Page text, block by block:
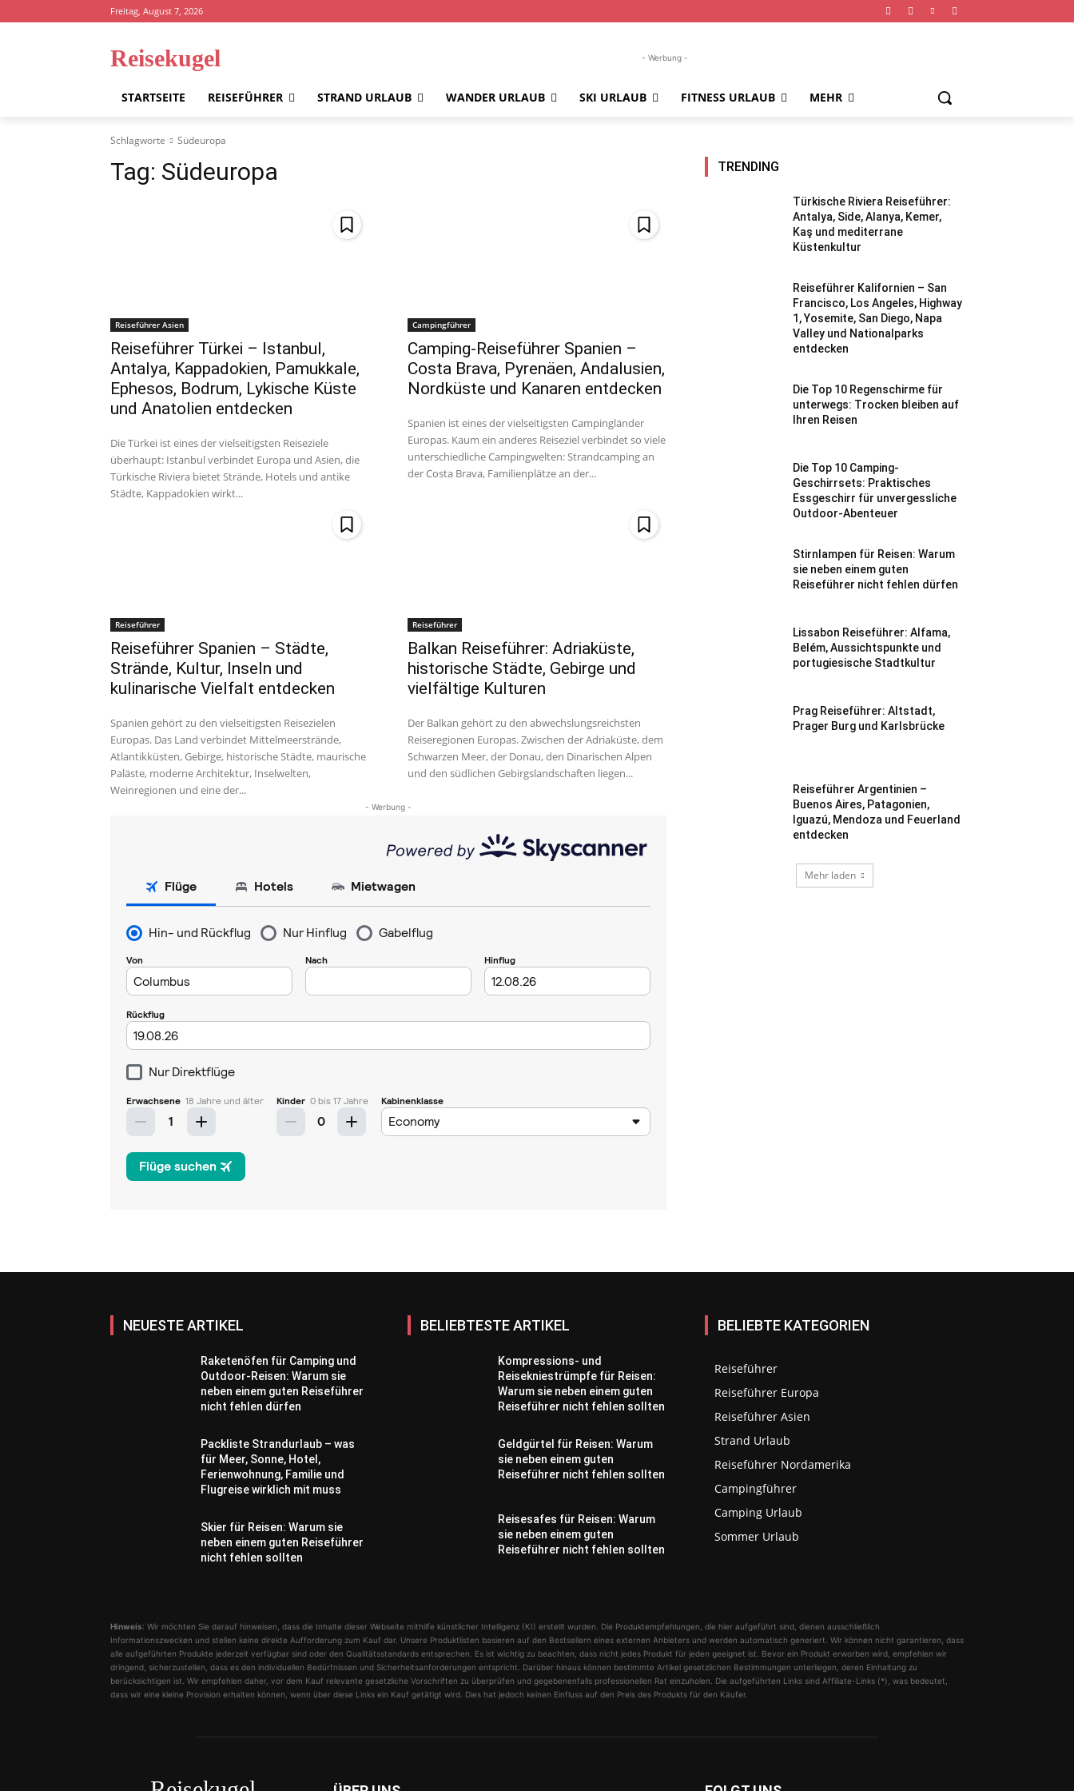
Freitag, August 7, 2026
Reisekugel - Werbung -
STARTSEITE REISEFÜHRER STRAND URLAUB WANDER URLAUB SKI URLAUB FITNESS URLAUB MEHR
Schlagworte Südeuropa
Tag: Südeuropa
Reiseführer Asien
Reiseführer Türkei – Istanbul,
Antalya, Kappadokien, Pamukkale,
Ephesos, Bodrum, Lykische Küste
und Anatolien entdecken
Die Türkei ist eines der vielseitigsten Reiseziele
überhaupt: Istanbul verbindet Europa und Asien, die
Türkische Riviera bietet Strände, Hotels und antike
Städte, Kappadokien wirkt...
Campingführer
Camping-Reiseführer Spanien –
Costa Brava, Pyrenäen, Andalusien,
Nordküste und Kanaren entdecken
Spanien ist eines der vielseitigsten Campingländer
Europas. Kaum ein anderes Reiseziel verbindet so viele
unterschiedliche Campingwelten: Strandcamping an
der Costa Brava, Familienplätze an der...
Reiseführer
Reiseführer Spanien – Städte,
Strände, Kultur, Inseln und
kulinarische Vielfalt entdecken
Spanien gehört zu den vielseitigsten Reisezielen
Europas. Das Land verbindet Mittelmeerstrände,
Atlantikküsten, Gebirge, historische Städte, maurische
Paläste, moderne Architektur, Inselwelten,
Weinregionen und eine der...
Reiseführer
Balkan Reiseführer: Adriaküste,
historische Städte, Gebirge und
vielfältige Kulturen
Der Balkan gehört zu den abwechslungsreichsten
Reiseregionen Europas. Zwischen der Adriaküste, dem
Schwarzen Meer, der Donau, den Dinarischen Alpen
und den südlichen Gebirgslandschaften liegen...
- Werbung -
TRENDING
Türkische Riviera Reiseführer:
Antalya, Side, Alanya, Kemer,
Kaş und mediterrane
Küstenkultur
Reiseführer Kalifornien – San
Francisco, Los Angeles, Highway
1, Yosemite, San Diego, Napa
Valley und Nationalparks
entdecken
Die Top 10 Regenschirme für
unterwegs: Trocken bleiben auf
Ihren Reisen
Die Top 10 Camping-
Geschirrsets: Praktisches
Essgeschirr für unvergessliche
Outdoor-Abenteuer
Stirnlampen für Reisen: Warum
sie neben einem guten
Reiseführer nicht fehlen dürfen
Lissabon Reiseführer: Alfama,
Belém, Aussichtspunkte und
portugiesische Stadtkultur
Prag Reiseführer: Altstadt,
Prager Burg und Karlsbrücke
Reiseführer Argentinien –
Buenos Aires, Patagonien,
Iguazú, Mendoza und Feuerland
entdecken
Mehr laden
NEUESTE ARTIKEL
Raketenöfen für Camping und
Outdoor-Reisen: Warum sie
neben einem guten Reiseführer
nicht fehlen dürfen
Packliste Strandurlaub – was
für Meer, Sonne, Hotel,
Ferienwohnung, Familie und
Flugreise wirklich mit muss
Skier für Reisen: Warum sie
neben einem guten Reiseführer
nicht fehlen sollten
BELIEBTESTE ARTIKEL
Kompressions- und
Reisekniestrümpfe für Reisen:
Warum sie neben einem guten
Reiseführer nicht fehlen sollten
Geldgürtel für Reisen: Warum
sie neben einem guten
Reiseführer nicht fehlen sollten
Reisesafes für Reisen: Warum
sie neben einem guten
Reiseführer nicht fehlen sollten
BELIEBTE KATEGORIEN
Reiseführer
Reiseführer Europa
Reiseführer Asien
Strand Urlaub
Reiseführer Nordamerika
Campingführer
Camping Urlaub
Sommer Urlaub
Hinweis: Wir möchten Sie darauf hinweisen, dass die Inhalte dieser Webseite mithilfe künstlicher Intelligenz (KI) erstellt wurden. Die Produktempfehlungen, die hier aufgeführt sind, dienen ausschließlich
Informationszwecken und stellen keine direkte Aufforderung zum Kauf dar. Unsere Produktlisten basieren auf den Bestsellern eines externen Anbieters und werden automatisch generiert. Wir können nicht garantieren, dass
alle aufgeführten Produkte jederzeit verfügbar sind oder den Qualitätsstandards entsprechen. Es ist wichtig zu beachten, dass nicht jedes Produkt für jeden geeignet ist. Bevor ein Produkt erworben wird, empfehlen wir
dringend, sicherzustellen, dass es den individuellen Bedürfnissen und Sicherheitsanforderungen entspricht. Darüber hinaus können bestimmte Artikel gesetzlichen Bestimmungen unterliegen, deren Einhaltung zu
berücksichtigen ist. Wir empfehlen daher, vor dem Kauf relevante gesetzliche Vorschriften zu überprüfen und gegebenenfalls professionellen Rat einzuholen. Die aufgeführten Links sind Affiliate-Links (*), was bedeutet,
dass wir eine kleine Provision erhalten können, wenn über diese Links ein Kauf getätigt wird. Dies hat jedoch keinen Einfluss auf den Preis des Produkts für den Käufer.